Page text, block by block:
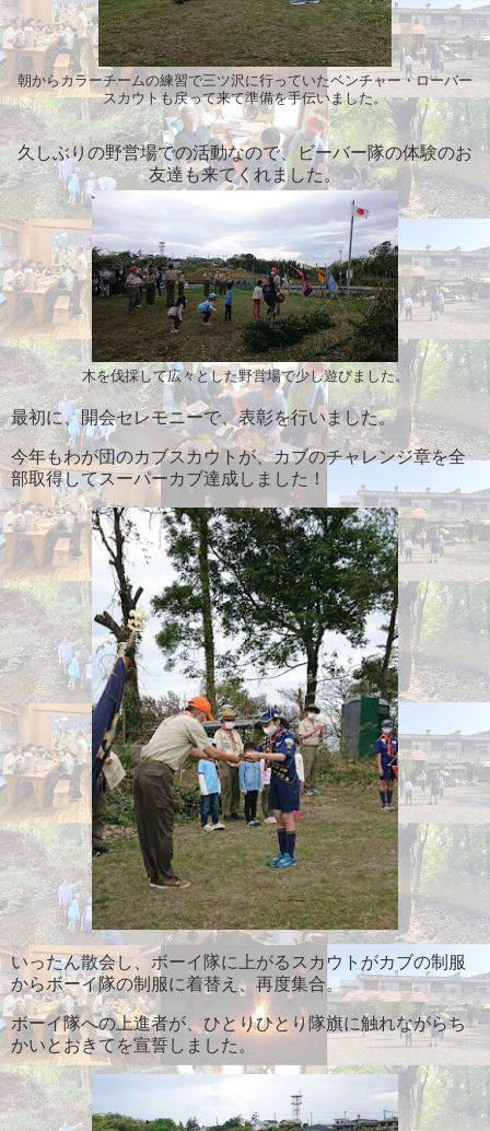
朝からカラーチームの練習で三ツ沢に行っていたベンチャー・ローバー
スカウトも戻って来て準備を手伝いました。
久しぶりの野営場での活動なので、ビーバー隊の体験のお
友達も来てくれました。
木を伐採して広々とした野営場で少し遊びました。
最初に、開会セレモニーで、表彰を行いました。
今年もわが団のカブスカウトが、カブのチャレンジ章を全
部取得してスーパーカブ達成しました！
いったん散会し、ボーイ隊に上がるスカウトがカブの制服
からボーイ隊の制服に着替え、再度集合。
ボーイ隊への上進者が、ひとりひとり隊旗に触れながらち
かいとおきてを宣誓しました。